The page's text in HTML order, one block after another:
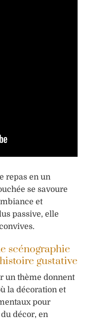
repas en un
se savoure
et
passive, elle
scénographie
gustative
un thème donnent
la décoration et
pour
décor, en